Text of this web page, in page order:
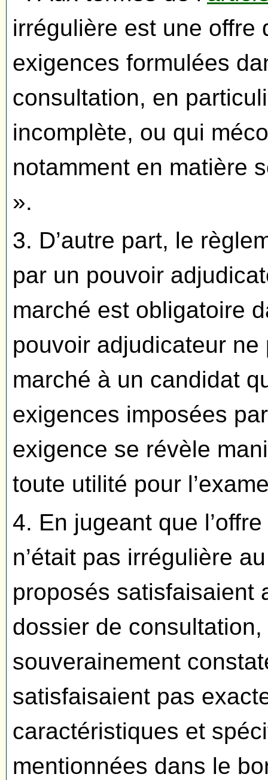
irrégulière est une offre
exigences formulées
consultation, en
incomplète, ou qui
notamment en matière
».
3. D’autre part, le
par un pouvoir
marché est obligatoire
pouvoir adjudicateur
marché à un candidat
exigences imposées
exigence se révèle
toute utilité pour
4. En jugeant que
n’était pas irrégulière
proposés satisfaisaient
dossier de consultation,
souverainement
satisfaisaient pas
caractéristiques et
mentionnées dans le